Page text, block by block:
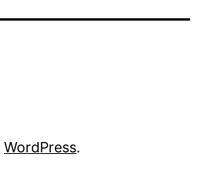
WordPress.